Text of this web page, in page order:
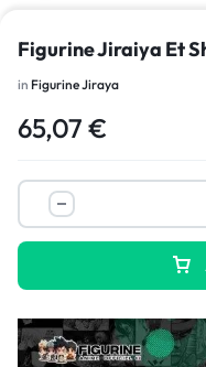
Figurine Jiraiya Et
in Figurine Jiraya
65,07 €